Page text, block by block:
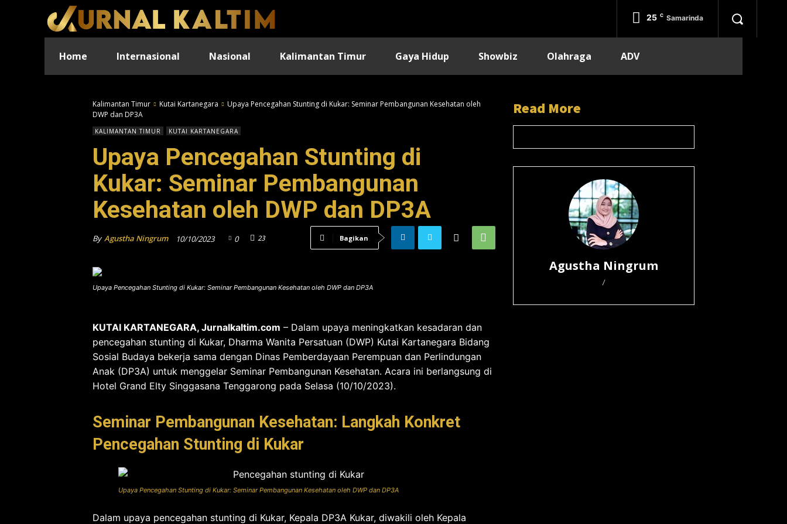
25 C Samarinda
Home Internasional Nasional Kalimantan Timur Gaya Hidup Showbiz Olahraga ADV
Kalimantan Timur Kutai Kartanegara
Upaya Pencegahan Stunting di Kukar: Seminar Pembangunan Kesehatan oleh
DWP dan DP3A
KALIMANTAN TIMUR KUTAI KARTANEGARA
Upaya Pencegahan Stunting di
Kukar: Seminar Pembangunan
Kesehatan oleh DWP dan DP3A
By Agustha Ningrum 10/10/2023 0 23 Bagikan
Upaya Pencegahan Stunting di Kukar: Seminar Pembangunan Kesehatan oleh DWP dan DP3A
KUTAI KARTANEGARA, Jurnalkaltim.com – Dalam upaya meningkatkan kesadaran dan
pencegahan stunting di Kukar, Dharma Wanita Persatuan (DWP) Kutai Kartanegara Bidang
Sosial Budaya bekerja sama dengan Dinas Pemberdayaan Perempuan dan Perlindungan
Anak (DP3A) untuk menggelar Seminar Pembangunan Kesehatan. Acara ini berlangsung di
Hotel Grand Elty Singgasana Tenggarong pada Selasa (10/10/2023).
Seminar Pembangunan Kesehatan: Langkah Konkret
Pencegahan Stunting di Kukar
Upaya Pencegahan Stunting di Kukar: Seminar Pembangunan Kesehatan oleh DWP dan DP3A
Dalam upaya pencegahan stunting di Kukar, Kepala DP3A Kukar, diwakili oleh Kepala
Read More
Agustha Ningrum
/